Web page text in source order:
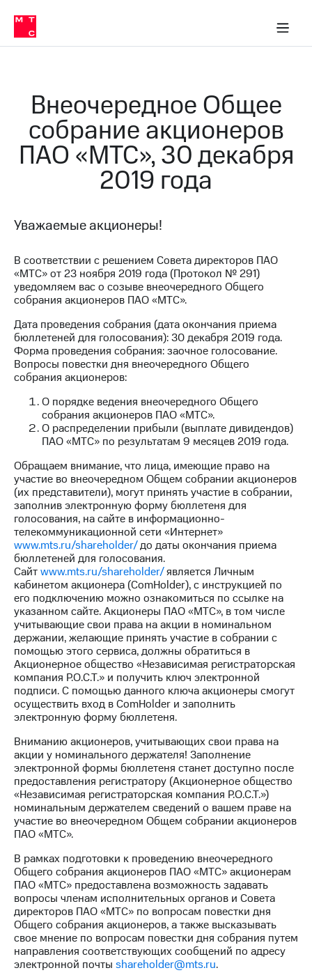
Медиа-центр
и акционерам
Устойчивое развитие
Комплаенс и деловая этика
компании
в МТС
История
компании
Руководство
информация
Контакты
Медиа-центр
Пресс-
релизы
МТС
о технологиях
Достижения
Интервью
Финансовая
отчетность
Контакты
Новости
в
регионе
и акционерам
Корпоративное
управление
Корпоративный
секретарь
Раскрытие
информации
Информация
акционерам
Документы
ПАО
"МТС"
Собрания
Личный
кабинет
акционера
Акционерный
капитал
Контроль
и
аудит
акций
Описание
Программа
приобретения
Порядок
выкупа
акций
Дивиденды
Пресс-
релизы
МТС
о технологиях
Внеочередное Общее
собрание акционеров
ПАО «МТС», 30 декабря
2019 года
Уважаемые акционеры!
В соответствии с решением Совета директоров ПАО
«МТС» от 23 ноября 2019 года (Протокол № 291)
уведомляем вас о созыве внеочередного Общего
собрания акционеров ПАО «МТС».
Дата проведения собрания (дата окончания приема
бюллетеней для голосования): 30 декабря 2019 года.
Форма проведения собрания: заочное голосование.
Вопросы повестки дня внеочередного Общего
собрания акционеров:
О порядке ведения внеочередного Общего
собрания акционеров ПАО «МТС».
О распределении прибыли (выплате дивидендов)
ПАО «МТС» по результатам 9 месяцев 2019 года.
Обращаем внимание, что лица, имеющие право на
участие во внеочередном Общем собрании акционеров
(их представители), могут принять участие в собрании,
заполнив электронную форму бюллетеня для
голосования, на сайте в информационно-
телекоммуникационной сети «Интернет»
www.mts.ru/shareholder/до даты окончания приема
бюллетеней для голосования.
Сайтwww.mts.ru/shareholder/является Личным
кабинетом акционера (ComHolder), c инструкцией по
его подключению можно ознакомиться по ссылке на
указанном сайте. Акционеры ПАО «МТС», в том числе
учитывающие свои права на акции в номинальном
держании, желающие принять участие в собрании с
помощью этого сервиса, должны обратиться в
Акционерное общество «Независимая регистраторская
компания Р.О.С.Т.» и получить ключ электронной
подписи. С помощью данного ключа акционеры смогут
осуществить вход в ComHolder и заполнить
электронную форму бюллетеня.
Вниманию акционеров, учитывающих свои права на
акции у номинального держателя! Заполнение
электронной формы бюллетеня станет доступно после
предоставления регистратору (Акционерное общество
«Независимая регистраторская компания Р.О.С.Т.»)
номинальным держателем сведений о вашем праве на
участие во внеочередном Общем собрании акционеров
ПАО «МТС».
В рамках подготовки к проведению внеочередного
Общего собрания акционеров ПАО «МТС» акционерам
ПАО «МТС» предоставлена возможность задавать
вопросы членам исполнительных органов и Совета
директоров ПАО «МТС» по вопросам повестки дня
Общего собрания акционеров, а также высказывать
свое мнение по вопросам повестки дня собрания путем
направления соответствующих сообщений по адресу
электронной почты shareholder@mts.ru.